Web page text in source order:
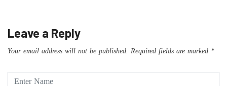
Leave a Reply
Your email address will not be published. Required fields are marked *